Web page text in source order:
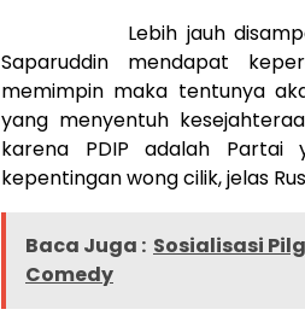
Lebih jauh
Saparuddin mendapat
memimpin maka tentunya
yang menyentuh
karena PDIP adalah Partai
kepentingan wong cilik, jelas
Baca Juga : Sosialisasi
Comedy